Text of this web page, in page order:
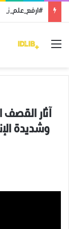
القائمة
آثار
وشديدة